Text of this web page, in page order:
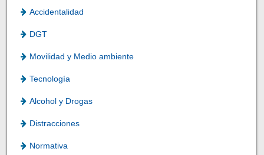
Accidentalidad
DGT
Movilidad y Medio ambiente
Tecnología
Alcohol y Drogas
Distracciones
Normativa